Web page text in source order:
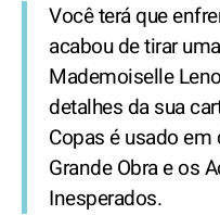
Você terá que
acabou de tirar
Mademoiselle
detalhes da sua
Copas é usado em
Grande Obra e os
Inesperados.